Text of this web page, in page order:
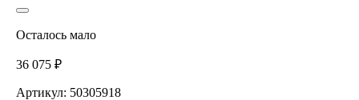
Осталось мало
36 075 ₽
Артикул: 50305918